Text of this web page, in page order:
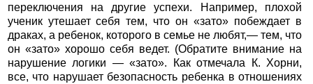
переключения на другие успехи. Например, плохой
ученик утешает себя тем, что он «зато» побеждает в
драках, а ребенок, которого в семье не любят,— тем, что
он «зато» хорошо себя ведет. (Обратите внимание на
нарушение логики — «зато». Как отмечала К. Хорни,
все, что нарушает безопасность ребенка в отношениях